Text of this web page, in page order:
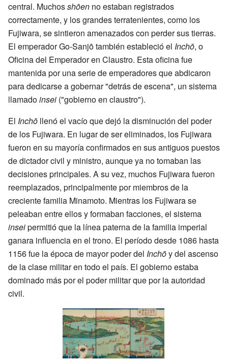
central. Muchosshōen no estaban registrados
correctamente, y los grandes terratenientes, como los
Fujiwara, se sintieron amenazados con perder sus tierras.
El emperador Go-Sanjō también estableció el Inchō, o
Oficina del Emperador en Claustro. Esta oficina fue
mantenida por una serie de emperadores que abdicaron
para dedicarse a gobernar "detrás de escena", un sistema
llamadoinsei ("gobierno en claustro").
El Inchō llenó el vacío que dejó la disminución del poder
de los Fujiwara. En lugar de ser eliminados, los Fujiwara
fueron en su mayoría confirmados en sus antiguos puestos
de dictador civil y ministro, aunque ya no tomaban las
decisiones principales. A su vez, muchos Fujiwara fueron
reemplazados, principalmente por miembros de la
creciente familia Minamoto. Mientras los Fujiwara se
peleaban entre ellos y formaban facciones, el sistema
inseipermitió que la línea paterna de la familia imperial
ganara influencia en el trono. El período desde 1086 hasta
1156 fue la época de mayor poder del Inchōy del ascenso
de la clase militar en todo el país. El gobierno estaba
dominado más por el poder militar que por la autoridad
civil.